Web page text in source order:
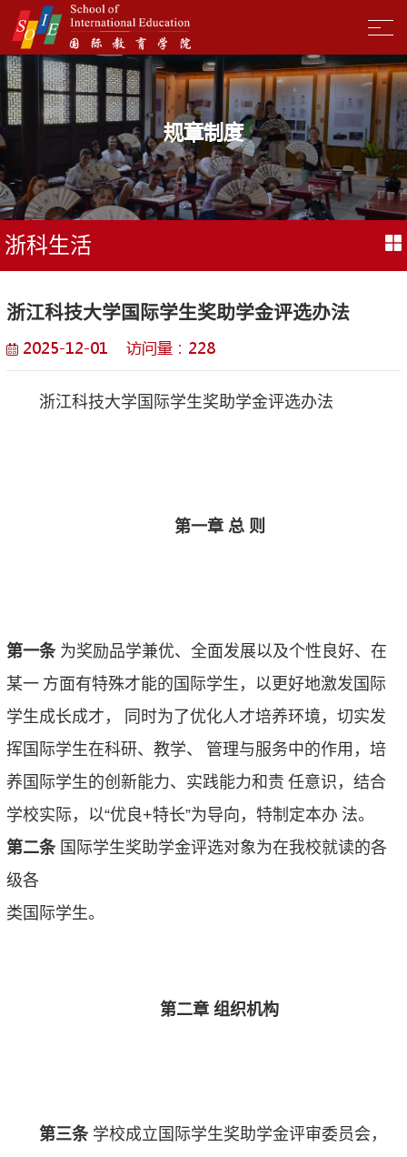
规章制度
浙科生活
浙江科技大学国际学生奖助学金评选办法
2025-12-01 访问量： 228
浙江科技大学国际学生奖助学金评选办法
第一章 总 则
第一条 为奖励品学兼优、全面发展以及个性良好、在
某一 方面有特殊才能的国际学生，以更好地激发国际
学生成长成才，
同时为了优化人才培养环境，切实发
挥国际学生在科研、教学、
管理与服务中的作用，培
养国际学生的创新能力、实践能力和责 任意识，结合
学校实际，以“优良+特长”为导向，特制定本办 法。
第二条 国际学生奖助学金评选对象为在我校就读的各
级各
类国际学生。
第二章 组织机构
第三条 学校成立国际学生奖助学金评审委员会，